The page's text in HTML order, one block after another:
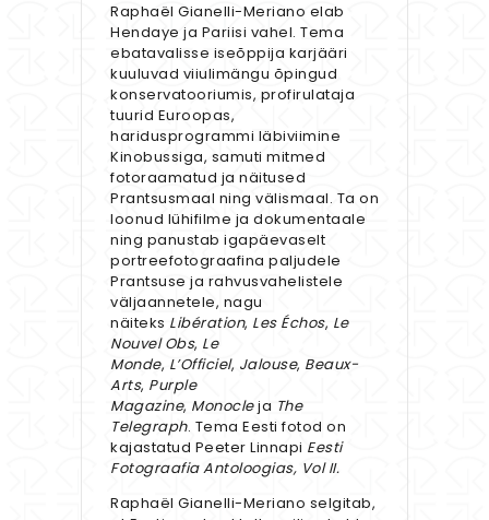
Raphaël Gianelli-Meriano elab
Hendaye ja Pariisi vahel. Tema
ebatavalisse iseõppija karjääri
kuuluvad viiulimängu õpingud
konservatooriumis, profirulataja
tuurid Euroopas,
haridusprogrammi läbiviimine
Kinobussiga, samuti mitmed
fotoraamatud ja näitused
Prantsusmaal ning välismaal. Ta on
loonud lühifilme ja dokumentaale
ning panustab igapäevaselt
portreefotograafina paljudele
Prantsuse ja rahvusvahelistele
väljaannetele, nagu
näiteks Libération, Les Échos, Le
Nouvel Obs, Le
Monde, L’Officiel, Jalouse, Beaux-
Arts, Purple
Magazine, Monocleja The
Telegraph. Tema Eesti fotod on
kajastatud Peeter Linnapi Eesti
Fotograafia Antoloogias, Vol II.
Raphaël Gianelli-Meriano selgitab,